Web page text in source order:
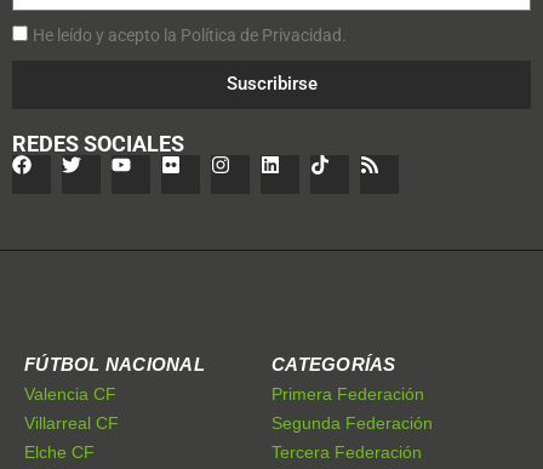
He leído y acepto la Política de Privacidad.
Suscribirse
REDES SOCIALES
FÚTBOL NACIONAL
Valencia CF
Villarreal CF
Elche CF
CATEGORÍAS
Primera Federación
Segunda Federación
Tercera Federación